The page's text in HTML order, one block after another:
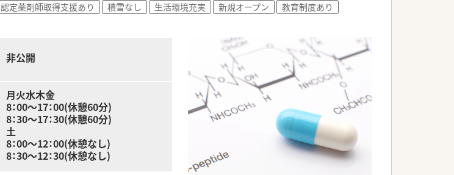
認定薬剤師取得支援あり 積雪なし 生活環境充実 新規オープン
教育制度あり
非公開
月火水木金
8：00～17：00(休憩60分)
8：30～17：30(休憩60分)
土
8：00～12：00(休憩なし)
8：30～12：30(休憩なし)